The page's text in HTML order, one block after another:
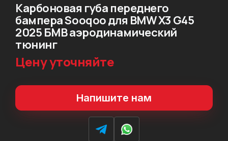
Карбоновая губа переднего
бампера Sooqoo для BMW X3 G45
2025 БМВ аэродинамический
тюнинг
Цену уточняйте
Напишите нам